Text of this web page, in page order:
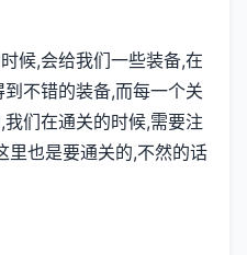
候,会给我们一些装备,在
不错的装备,而每一个关
们在通关的时候,需要注
里也是要通关的,不然的话